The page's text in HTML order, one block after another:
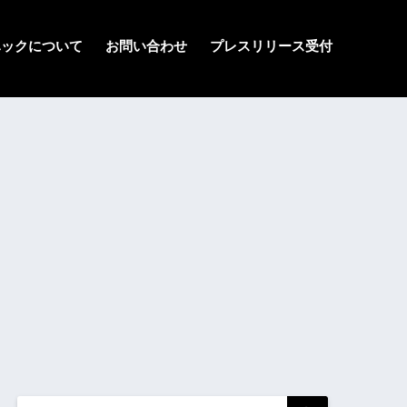
クについて お問い合わせ プレスリリース受付